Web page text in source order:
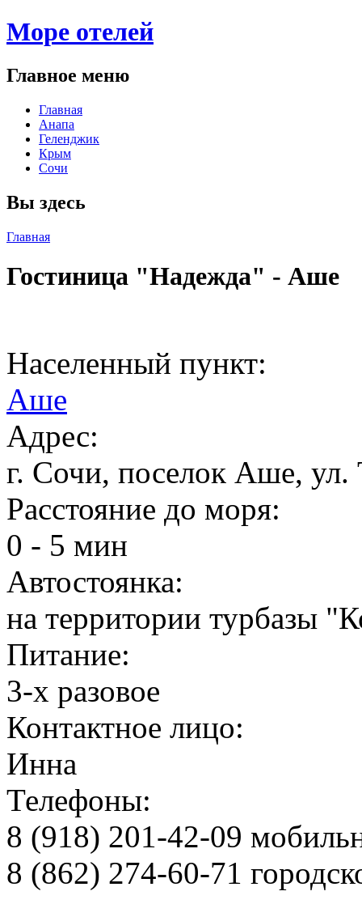
Море отелей
Главное меню
Главная
Анапа
Геленджик
Крым
Сочи
Вы здесь
Главная
Гостиница "Надежда" - Аше
Населенный пункт:
Аше
Адрес:
г. Сочи, поселок Аше, ул.
Расстояние до моря:
0 - 5 мин
Автостоянка:
на территории турбазы
Питание:
3-х разовое
Контактное лицо:
Инна
Телефоны:
8 (918) 201-42-09
8 (862) 274-60-71